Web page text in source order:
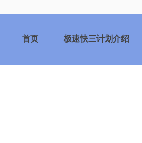
首页 极速快三计划介绍